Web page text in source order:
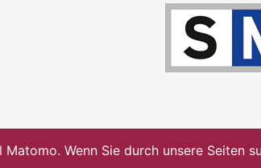
Wenn Sie durch unsere Seiten